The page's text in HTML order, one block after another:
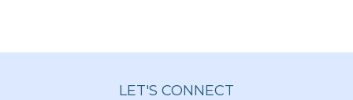
LET'S CONNECT